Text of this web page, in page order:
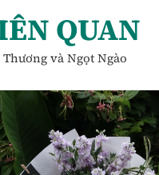
QUAN
và Ngọt Ngào